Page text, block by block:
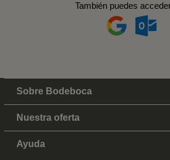
También puedes
Sobre Bodeboca
Nuestra oferta
Ayuda